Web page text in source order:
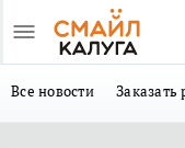
Все новости Заказать